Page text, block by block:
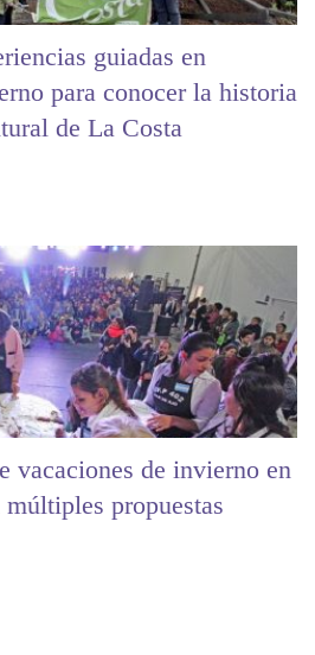
guiadas en
para conocer la historia
de La Costa
vacaciones de invierno en
propuestas